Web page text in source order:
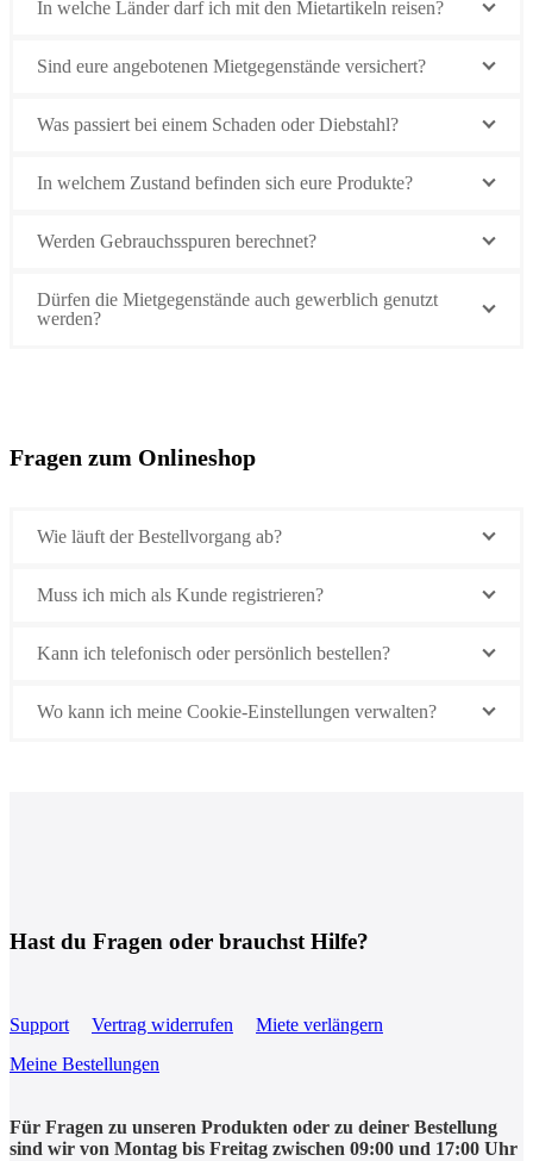
In welche Länder darf ich mit den Mietartikeln reisen?
Sind eure angebotenen Mietgegenstände versichert?
Was passiert bei einem Schaden oder Diebstahl?
In welchem Zustand befinden sich eure Produkte?
Werden Gebrauchsspuren berechnet?
Dürfen die Mietgegenstände auch gewerblich genutzt
werden?
Fragen zum Onlineshop
Wie läuft der Bestellvorgang ab?
Muss ich mich als Kunde registrieren?
Kann ich telefonisch oder persönlich bestellen?
Wo kann ich meine Cookie-Einstellungen verwalten?
Hast du Fragen oder brauchst Hilfe?
Support Vertrag widerrufen
Miete verlängern
Meine Bestellungen
Für Fragen zu unseren Produkten oder zu deiner Bestellung
sind wir von Montag bis Freitag zwischen 09:00 und 17:00 Uhr